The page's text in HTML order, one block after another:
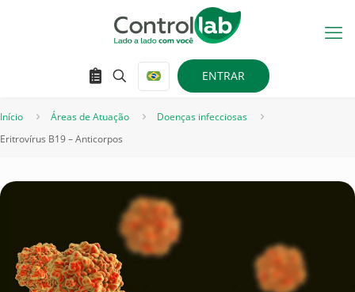
ENTRAR
Início Áreas de Atuação
Doenças infecciosas
Eritrovírus B19 – Anticorpos